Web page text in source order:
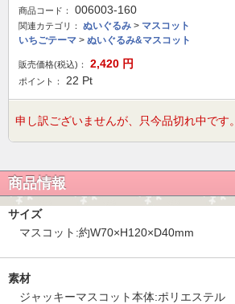
商品コード： 006003-160
関連カテゴリ： ぬいぐるみ > マスコット
いちごテーマ > ぬいぐるみ&マスコット
販売価格(税込)： 2,420 円
ポイント： 22 Pt
申し訳ございませんが、只今品切れ中です。
商品情報
サイズ
マスコット:約W70×H120×D40mm
素材
ジャッキーマスコット本体:ポリエステル